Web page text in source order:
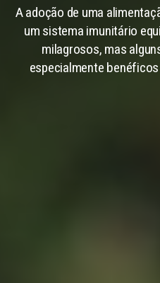
A adoção de uma
um sistema imunitário
milagrosos, mas
especialmente